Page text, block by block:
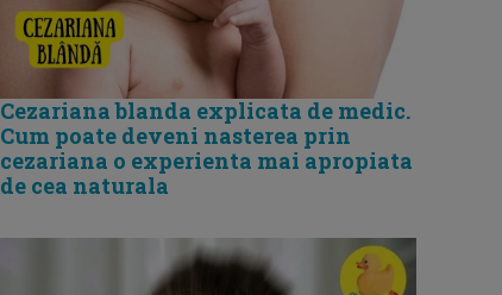
Cezariana blanda explicata de medic.
Cum poate deveni nasterea prin
cezariana o experienta mai apropiata
de cea naturala